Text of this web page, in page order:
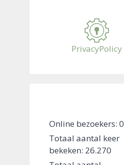
PrivacyPolicy
Online bezoekers: 0
Totaal aantal keer
bekeken: 26.270